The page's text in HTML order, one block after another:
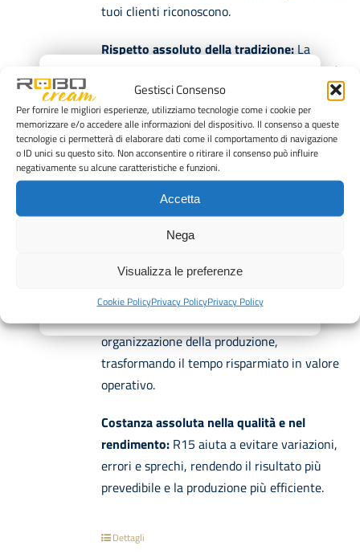
Gestisci Consenso
Per fornire le migliori esperienze, utilizziamo tecnologie come i cookie per
memorizzare e/o accedere alle informazioni del dispositivo. Il consenso a queste
tecnologie ci permetterà di elaborare dati come il comportamento di navigazione
o ID unici su questo sito. Non acconsentire o ritirare il consenso può influire
negativamente su alcune caratteristiche e funzioni.
Accetta
Nega
Visualizza le preferenze
Cookie PolicyPrivacy PolicyPrivacy Policy
tuoi clienti riconoscono.
Rispetto assoluto della tradizione:La
tecnologia ROBOcream valorizza il tuo modo
di lavorare: non cambia la tua ricetta, ma ti
aiuta a mantenerla costante nel tempo.
Meno fatica, più efficienza:riduci il lavoro
manuale, alleggerisci le operazioni ripetitive e
rendi più fluido il ritmo di lavoro del
laboratorio.
mentre R15 gestisce la preparazione della
crema pasticcera, il laboratorio può avanzare
su farciture, assemblaggi, finiture e
organizzazione della produzione,
trasformando il tempo risparmiato in valore
operativo.
Costanza assoluta nella qualità e nel
rendimento:R15 aiuta a evitare variazioni,
errori e sprechi, rendendo il risultato più
prevedibile e la produzione più efficiente.
Dettagli